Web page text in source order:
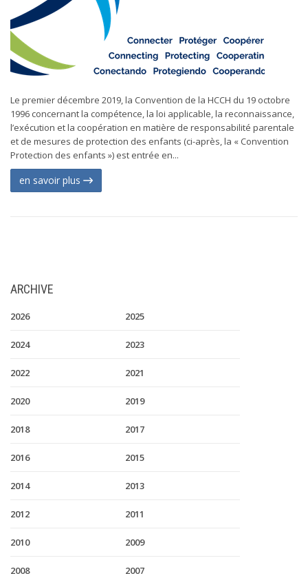
Le premier décembre 2019, la Convention de la HCCH du 19 octobre
1996 concernant la compétence, la loi applicable, la reconnaissance,
l’exécution et la coopération en matière de responsabilité parentale
et de mesures de protection des enfants (ci-après, la « Convention
Protection des enfants ») est entrée en...
en savoir plus
ARCHIVE
2026 2025
2024 2023
2022 2021
2020 2019
2018 2017
2016 2015
2014 2013
2012 2011
2010 2009
2008 2007